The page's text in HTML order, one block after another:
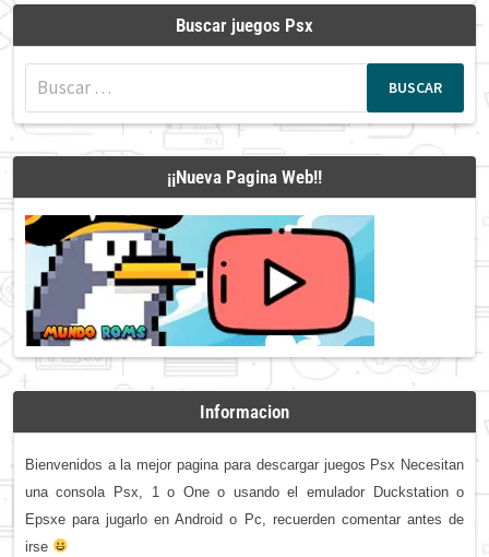
Buscar juegos Psx
Buscar:
¡¡Nueva Pagina Web!!
Informacion
Bienvenidos a la mejor pagina para descargar juegos Psx Necesitan
una consola Psx, 1 o One o usando el emulador Duckstation o
Epsxe para jugarlo en Android o Pc, recuerden comentar antes de
irse